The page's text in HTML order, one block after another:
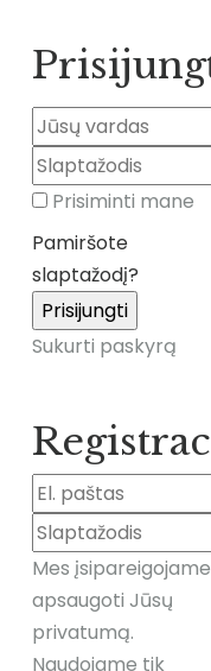
Prisiminti mane
Pamiršote
slaptažodį?
Sukurti paskyrą
Mes įsipareigojame
apsaugoti Jūsų
privatumą.
Naudojame tik